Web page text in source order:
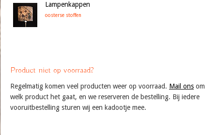
Lampenkappen
oosterse stoffen
Product niet op voorraad?
Regelmatig komen veel producten weer op voorraad. Mail ons om
welk product het gaat, en we reserveren de bestelling. Bij iedere
vooruitbestelling sturen wij een kadootje mee.